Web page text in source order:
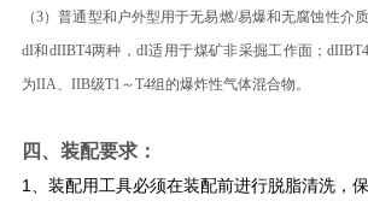
（3）普通型和户外型用于无易燃/易爆和无腐蚀性介
dI和dIIBT4两种，dI适用于煤矿非采掘工作面；
为IIA、IIB级T1～T4组的爆炸性气体混合物。
四、装配要求：
1、装配用工具必须在装配前进行脱脂清洗，保